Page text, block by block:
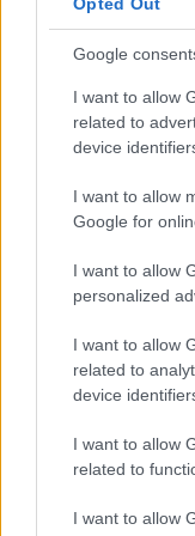
Google
I want to allow
related to
device
I want to allow
Google for
I want to allow
personalized
I want to allow
related to
device
I want to allow
related to
I want to allow
L’aumento e la
Vale la pena un
perseguire
programma
circa due anni.
Non puoi
stipendio
tu abbia già un
una volta
titolo, viene
Molte persone